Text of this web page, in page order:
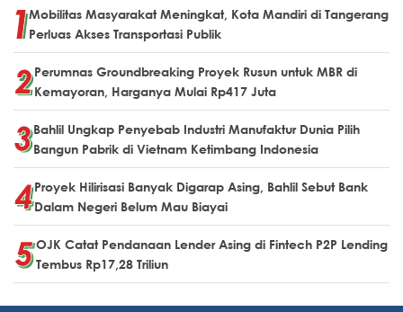
Mobilitas Masyarakat Meningkat, Kota Mandiri di Tangerang
Perluas Akses Transportasi Publik
Perumnas Groundbreaking Proyek Rusun untuk MBR di
Kemayoran, Harganya Mulai Rp417 Juta
Bahlil Ungkap Penyebab Industri Manufaktur Dunia Pilih
Bangun Pabrik di Vietnam Ketimbang Indonesia
Proyek Hilirisasi Banyak Digarap Asing, Bahlil Sebut Bank
Dalam Negeri Belum Mau Biayai
OJK Catat Pendanaan Lender Asing di Fintech P2P Lending
Tembus Rp17,28 Triliun